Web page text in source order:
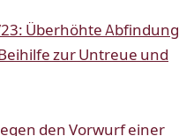
23: Überhöhte Abfindung
zur Untreue und
den Vorwurf einer